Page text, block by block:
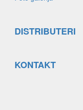
DISTRIBUTERI
KONTAKT